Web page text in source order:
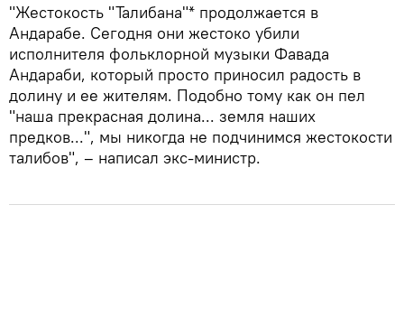
"Жестокость "Талибана"* продолжается в
Андарабе. Сегодня они жестоко убили
исполнителя фольклорной музыки Фавада
Андараби, который просто приносил радость в
долину и ее жителям. Подобно тому как он пел
"наша прекрасная долина... земля наших
предков...", мы никогда не подчинимся жестокости
талибов", – написал экс-министр.